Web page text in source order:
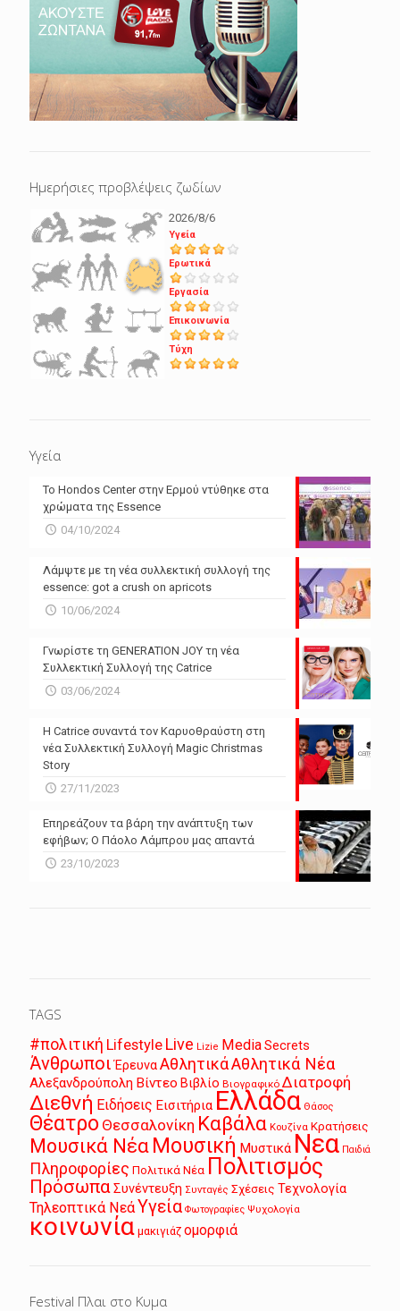
Ημερήσιες προβλέψεις ζωδίων
2026/8/6
Υγεία
Ερωτικά
Εργασία
Επικοινωνία
Τύχη
Υγεία
Το Hondos Center στην Ερμού ντύθηκε στα
χρώματα της Essence
04/10/2024
Λάμψτε με τη νέα συλλεκτική συλλογή της
essence: got a crush on apricots
10/06/2024
Γνωρίστε τη GENERATION JOY τη νέα
Συλλεκτική Συλλογή της Catrice
03/06/2024
Η Catrice συναντά τον Καρυοθραύστη στη
νέα Συλλεκτική Συλλογή Magic Christmas
Story
27/11/2023
Επηρεάζουν τα βάρη την ανάπτυξη των
εφήβων; Ο Πάολο Λάμπρου μας απαντά
23/10/2023
TAGS
#πολιτική Lifestyle Live Lizie MediaSecrets
Άνθρωποι ΈρευναΑθλητικάΑθλητικά Νέα
Αλεξανδρούπολη Βίντεο Βιβλίο Βιογραφικό Διατροφή
Διεθνή Ειδήσεις Εισιτήρια Ελλάδα Θάσος
Θέατρο Θεσσαλονίκη Καβάλα Κουζίνα Κρατήσεις
Μουσικά Νέα Μουσική Μυστικά Νεα Παιδιά
Πληροφορίες Πολιτικά Νέα Πολιτισμός
ΠρόσωπαΣυνέντευξη Συνταγές Σχέσεις Τεχνολογία
Τηλεοπτικά ΝεάΥγεία Φωτογραφίες Ψυχολογία
κοινωνία μακιγιάζ ομορφιά
Festival Πλαι στο Κυμα